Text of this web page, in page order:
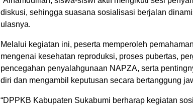
diskusi, sehingga suasana sosialisasi berjalan
ulasnya.
Melalui kegiatan ini, peserta memperoleh
mengenai kesehatan reproduksi, proses pubertas,
pencegahan penyalahgunaan NAPZA, serta
diri dan mengambil keputusan secara bertanggung
“DPPKB Kabupaten Sukabumi berharap kegiatan